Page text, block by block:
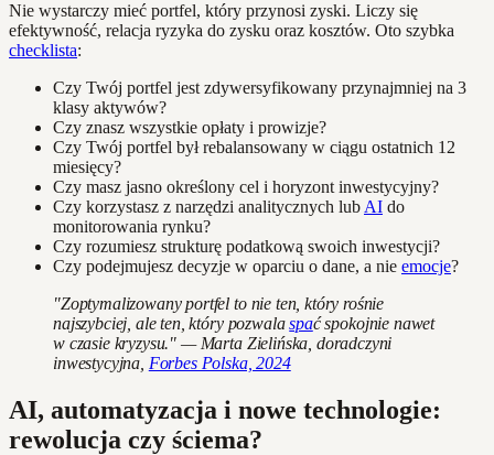
Nie wystarczy mieć portfel, który przynosi zyski. Liczy się
efektywność, relacja ryzyka do zysku oraz kosztów. Oto szybka
checklista:
Czy Twój portfel jest zdywersyfikowany przynajmniej na 3
klasy aktywów?
Czy znasz wszystkie opłaty i prowizje?
Czy Twój portfel był rebalansowany w ciągu ostatnich 12
miesięcy?
Czy masz jasno określony cel i horyzont inwestycyjny?
Czy korzystasz z narzędzi analitycznych lub AI do
monitorowania rynku?
Czy rozumiesz strukturę podatkową swoich inwestycji?
Czy podejmujesz decyzje w oparciu o dane, a nie emocje?
"Zoptymalizowany portfel to nie ten, który rośnie
najszybciej, ale ten, który pozwalaspać spokojnie nawet
w czasie kryzysu." — Marta Zielińska, doradczyni
inwestycyjna, Forbes Polska, 2024
AI, automatyzacja i nowe technologie:
rewolucja czy ściema?